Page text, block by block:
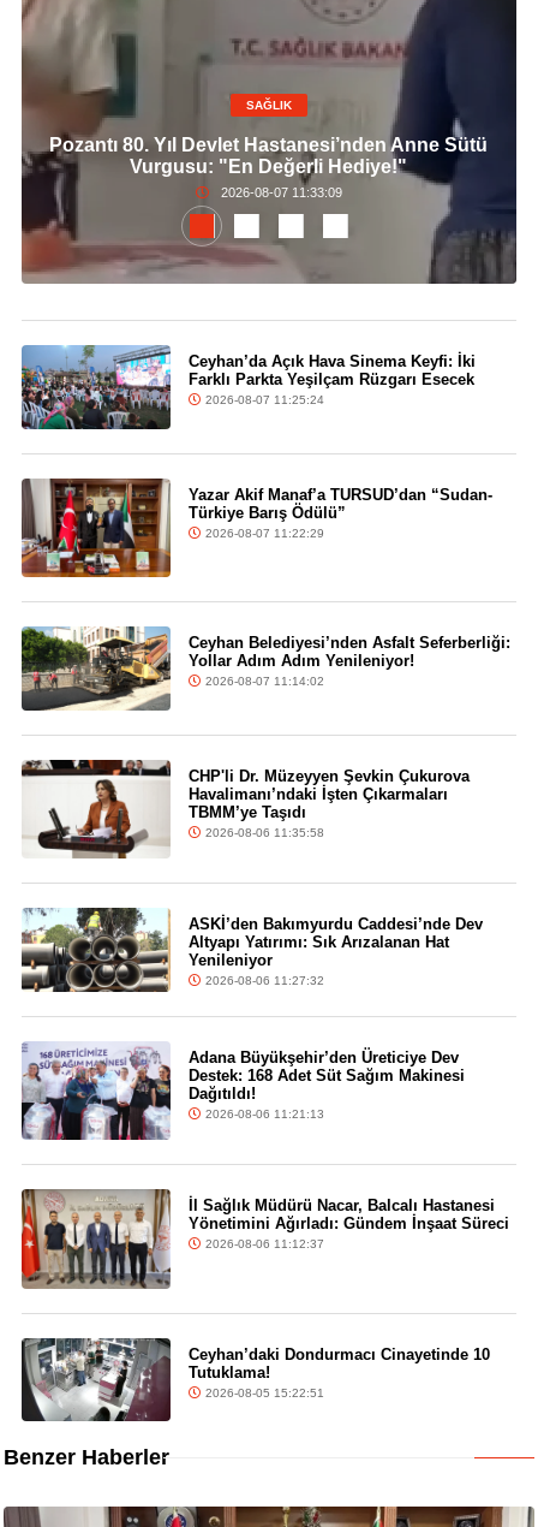
SAĞLIK
Pozantı 80. Yıl Devlet Hastanesi’nden Anne Sütü
Vurgusu: "En Değerli Hediye!"
2026-08-07 11:33:09
Ceyhan’da Açık Hava Sinema Keyfi: İki
Farklı Parkta Yeşilçam Rüzgarı Esecek
2026-08-07 11:25:24
Yazar Akif Manaf’a TURSUD’dan “Sudan-
Türkiye Barış Ödülü”
2026-08-07 11:22:29
Ceyhan Belediyesi’nden Asfalt Seferberliği:
Yollar Adım Adım Yenileniyor!
2026-08-07 11:14:02
CHP'li Dr. Müzeyyen Şevkin Çukurova
Havalimanı’ndaki İşten Çıkarmaları
TBMM’ye Taşıdı
2026-08-06 11:35:58
ASKİ’den Bakımyurdu Caddesi’nde Dev
Altyapı Yatırımı: Sık Arızalanan Hat
Yenileniyor
2026-08-06 11:27:32
Adana Büyükşehir’den Üreticiye Dev
Destek: 168 Adet Süt Sağım Makinesi
Dağıtıldı!
2026-08-06 11:21:13
İl Sağlık Müdürü Nacar, Balcalı Hastanesi
Yönetimini Ağırladı: Gündem İnşaat Süreci
2026-08-06 11:12:37
Ceyhan’daki Dondurmacı Cinayetinde 10
Tutuklama!
2026-08-05 15:22:51
Benzer Haberler